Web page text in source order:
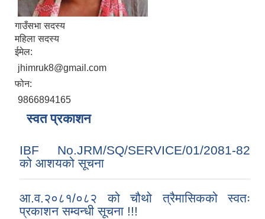
गाउँसभा सदस्य
महिला सदस्य
ईमेल:
jhimruk8@gmail.com
फोन:
9866894165
स्वत प्रकाशन
IBF No.JRM/SQ/SERVICE/01/2081-82
को आशयको सूचना
आ.व.२०८१/०८२ को चौथो त्रैमासिकको स्वतः
प्रकाशन सम्वन्धी सूचना !!!